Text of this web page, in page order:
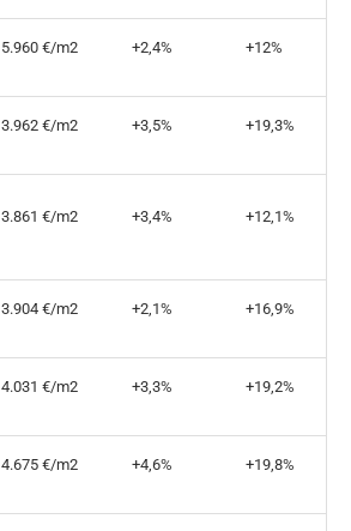
5.960 €/m2 +2,4% +12%
3.962 €/m2 +3,5% +19,3%
3.861 €/m2 +3,4% +12,1%
3.904 €/m2 +2,1% +16,9%
4.031 €/m2 +3,3% +19,2%
4.675 €/m2 +4,6% +19,8%